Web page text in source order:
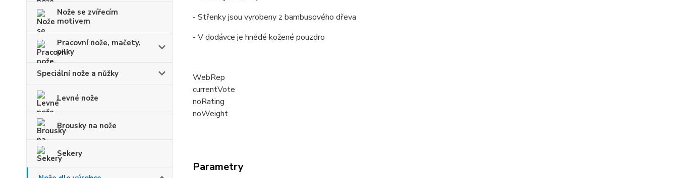
Nože se zvířecím
motivem
Pracovní nože, mačety,
pilky
Speciální nože a nůžky
Levné nože
Brousky na nože
Sekery
- Střenky jsou vyrobeny z bambusového dřeva
- V dodávce je hnědé kožené pouzdro
WebRep
currentVote
noRating
noWeight
Parametry